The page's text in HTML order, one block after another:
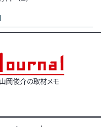
岡俊介の取材メモ